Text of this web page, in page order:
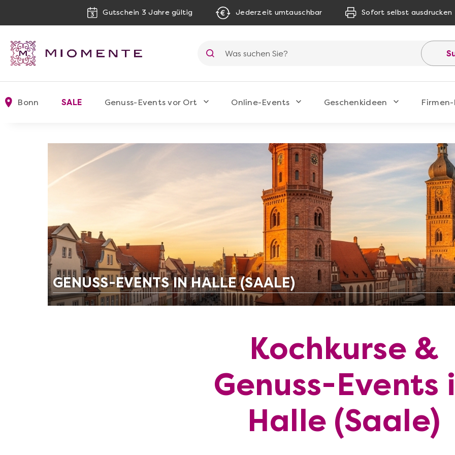
Gutschein 3 Jahre gültig Jederzeit umtauschbar Sofort selbst ausdrucken
Bonn SALE Genuss-Events vor Ort Online-Events Geschenkideen
GENUSS-EVENTS IN HALLE (SAALE)
Kochkurse &
Genuss-Events
Halle (Saale)